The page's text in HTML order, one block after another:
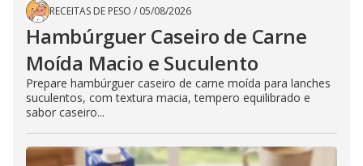
RECEITAS DE PESO / 05/08/2026
Hambúrguer Caseiro de Carne
Moída Macio e Suculento
Prepare hambúrguer caseiro de carne moída para lanches
suculentos, com textura macia, tempero equilibrado e
sabor caseiro...